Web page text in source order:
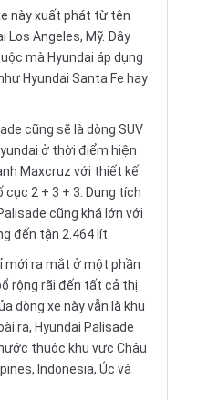
này xuất phát từ tên
Los Angeles, Mỹ. Đây
mà Hyundai áp dụng
Hyundai Santa Fe hay
cũng sẽ là dòng SUV
ở thời điểm hiện
Maxcruz với thiết kế
cục 2 + 3 + 3. Dung tích
cũng khá lớn với
đến tận 2.464 lít.
mới ra mắt ở một phần
rộng rãi đến tất cả thị
dòng xe này vẫn là khu
ra, Hyundai Palisade
thuộc khu vực Châu
Indonesia, Úc và